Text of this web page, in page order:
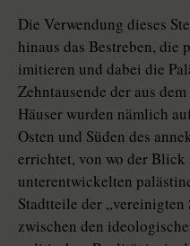
Die Verwendung dieses
hinaus das Bestreben,
imitieren und dabei die
Zehntausende der aus
Häuser wurden nämlich
Osten und Süden des
errichtet, von wo der Blick
unterentwickelten
Stadtteile der „vereinigten
zwischen den